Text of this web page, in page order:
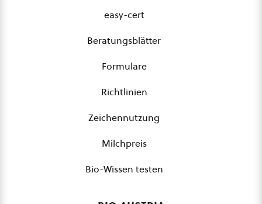
easy-cert
Beratungsblätter
Formulare
Richtlinien
Zeichennutzung
Milchpreis
Bio-Wissen testen